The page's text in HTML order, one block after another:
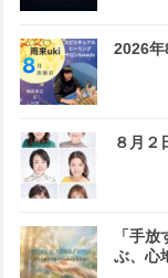
2026年
８月
「手
ぶ、心